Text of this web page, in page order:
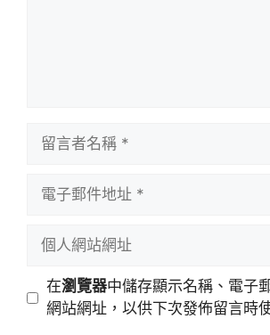
址
站
在瀏覽器中儲存顯示名稱、電子
網站網址，以供下次發佈留言時